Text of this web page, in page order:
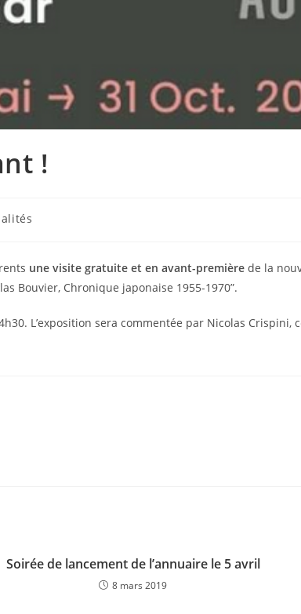
!
une visite gratuite et en avant-première de la
Bouvier, Chronique japonaise 1955-1970”.
L’exposition sera commentée par Nicolas
Soirée de lancement de l’annuaire le 5 avril
8 mars 2019